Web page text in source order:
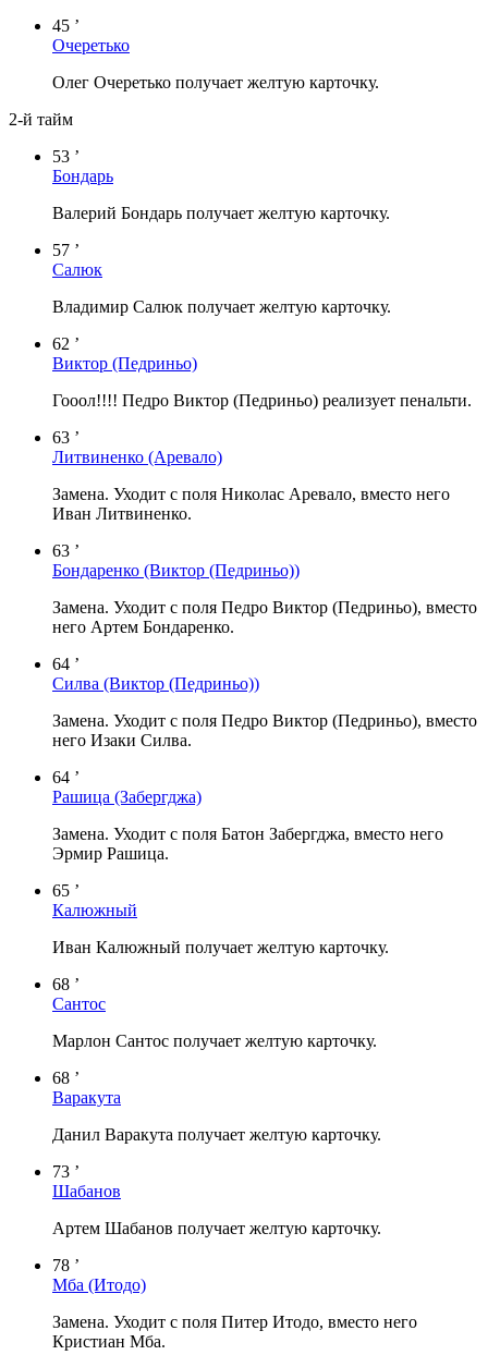
45 ’
Очеретько
Олег Очеретько получает желтую карточку.
2-й тайм
53 ’
Бондарь
Валерий Бондарь получает желтую карточку.
57 ’
Салюк
Владимир Салюк получает желтую карточку.
62 ’
Виктор (Педриньо)
Гооол!!!! Педро Виктор (Педриньо) реализует пенальти.
63 ’
Литвиненко (Аревало)
Замена. Уходит с поля Николас Аревало, вместо него
Иван Литвиненко.
63 ’
Бондаренко (Виктор (Педриньо))
Замена. Уходит с поля Педро Виктор (Педриньо), вместо
него Артем Бондаренко.
64 ’
Силва (Виктор (Педриньо))
Замена. Уходит с поля Педро Виктор (Педриньо), вместо
него Изаки Силва.
64 ’
Рашица (Забергджа)
Замена. Уходит с поля Батон Забергджа, вместо него
Эрмир Рашица.
65 ’
Калюжный
Иван Калюжный получает желтую карточку.
68 ’
Сантос
Марлон Сантос получает желтую карточку.
68 ’
Варакута
Данил Варакута получает желтую карточку.
73 ’
Шабанов
Артем Шабанов получает желтую карточку.
78 ’
Мба (Итодо)
Замена. Уходит с поля Питер Итодо, вместо него
Кристиан Мба.